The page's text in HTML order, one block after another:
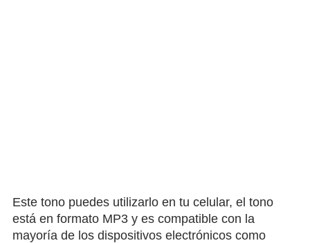
Este tono puedes utilizarlo en tu celular, el tono
está en formato MP3 y es compatible con la
mayoría de los dispositivos electrónicos como